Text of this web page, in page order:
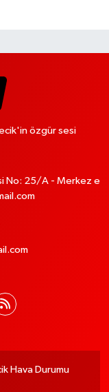
özgür sesi
No: 25/A - Merkez e
Hava Durumu